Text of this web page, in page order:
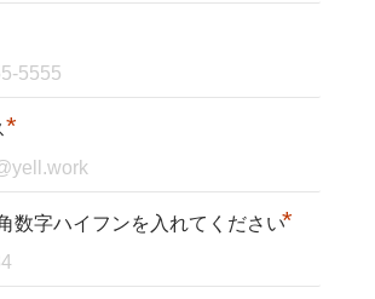
*
数字ハイフンを入れてください*